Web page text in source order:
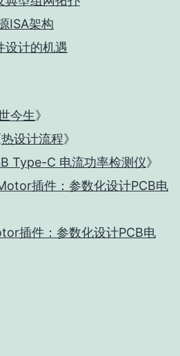
ISA架构
设计的机遇
今生》
热设计流程》
Type-C 电流功率检测仪》
插件：参数化设计PCB电
插件：参数化设计PCB电